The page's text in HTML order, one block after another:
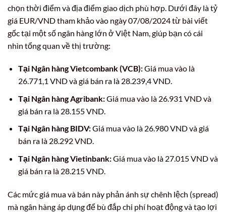
chọn thời điểm và địa điểm giao dịch phù hợp. Dưới đây là tỷ
giá EUR/VND tham khảo vào ngày 07/08/2024 từ bài viết
gốc tại một số ngân hàng lớn ở Việt Nam, giúp bạn có cái
nhìn tổng quan về thị trường:
Tại Ngân hàng Vietcombank (VCB):Giá mua vào là
26.771,1 VND và giá bán ra là 28.239,4 VND.
Tại Ngân hàng Agribank:Giá mua vào là 26.931 VND và
giá bán ra là 28.155 VND.
Tại Ngân hàng BIDV:Giá mua vào là 26.980 VND và giá
bán ra là 28.292 VND.
Tại Ngân hàng Vietinbank:Giá mua vào là 27.015 VND và
giá bán ra là 28.215 VND.
Các mức giá mua và bán này phản ánh sự chênh lệch (spread)
mà ngân hàng áp dụng để bù đắp chi phí hoạt động và tạo lợi